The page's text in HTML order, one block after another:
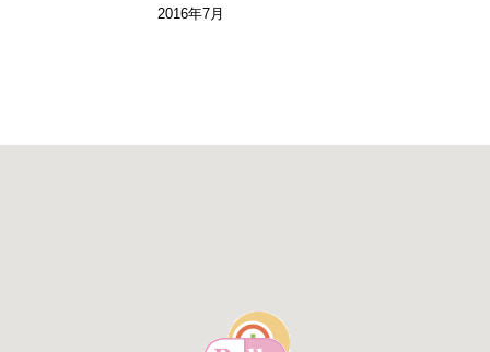
2016年7月